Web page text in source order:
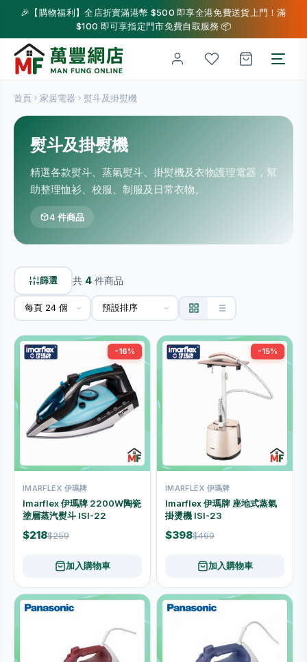
🎉【購物福利】全店折實滿港幣 $500 即享全港免費送貨上門！滿
$100 即可享指定門市免費自取服務 📦
首頁 家居電器 熨斗及掛熨機
熨斗及掛熨機
精選各款熨斗、蒸氣熨斗、掛熨機及衣物護理電器，幫
助整理恤衫、校服、制服及日常衣物。
4 件商品
篩選 共 4 件商品
-16%
IMARFLEX 伊瑪牌
Imarflex 伊瑪牌 2200W陶瓷
塗層蒸汽熨斗 ISI-22
$218$259
加入購物車
-15%
IMARFLEX 伊瑪牌
Imarflex 伊瑪牌 座地式蒸氣
掛燙機 ISI-23
$398$469
加入購物車